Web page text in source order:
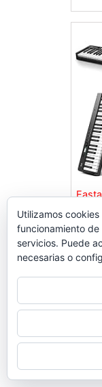
Source link
Dale Me Gusta y
Utilizamos
funcionamiento
servicios. Puede
necesarias o